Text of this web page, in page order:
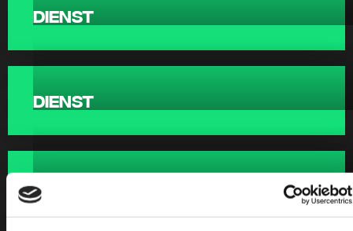
dienst
meer
dienst
meer
dienst
Lees
meer